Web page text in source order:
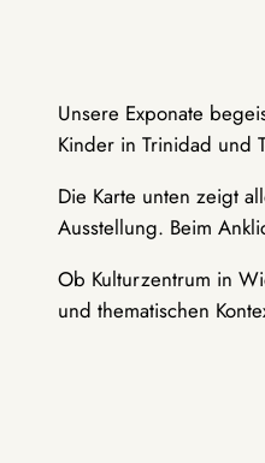
Unsere Exponate
Kinder in Trinidad und
Die Karte unten zeigt
Ausstellung. Beim
Ob Kulturzentrum in
und thematischen